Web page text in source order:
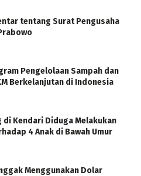
tentang Surat Pengusaha
Pengelolaan Sampah dan
Berkelanjutan di Indonesia
di Kendari Diduga Melakukan
4 Anak di Bawah Umur
Menggunakan Dolar